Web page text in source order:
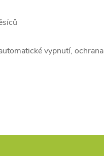
vypnutí,